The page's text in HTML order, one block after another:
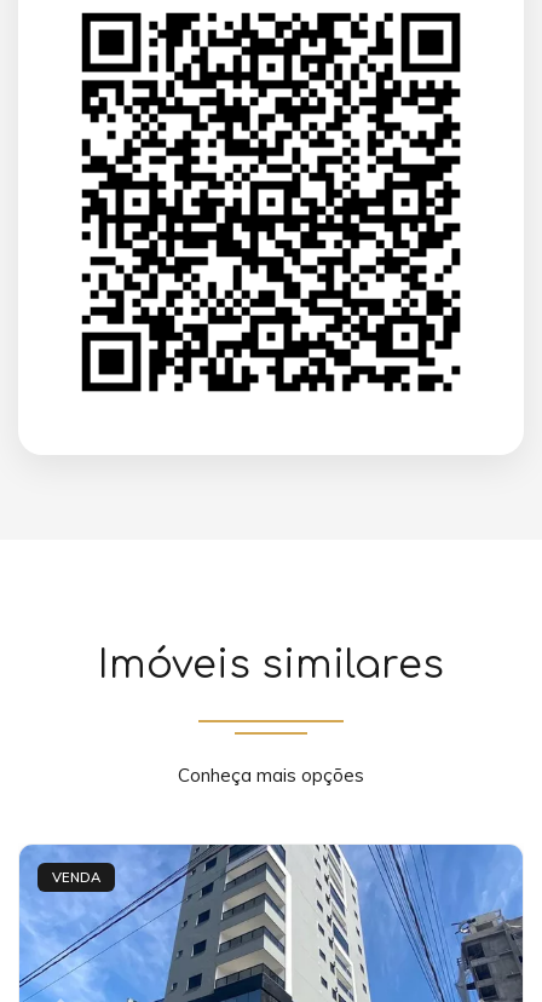
Imóveis similares
Conheça mais opções
VENDA